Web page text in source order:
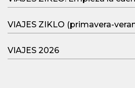
VIAJES ZIKLO (primavera-
VIAJES 2026